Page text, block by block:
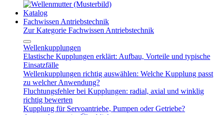
Katalog
Fachwissen Antriebstechnik
Zur Kategorie Fachwissen Antriebstechnik
Wellenkupplungen
Elastische Kupplungen erklärt: Aufbau, Vorteile und typische
Einsatzfälle
Wellenkupplungen richtig auswählen: Welche Kupplung passt
zu welcher Anwendung?
Fluchtungsfehler bei Kupplungen: radial, axial und winklig
richtig bewerten
Kupplung für Servoantriebe, Pumpen oder Getriebe?